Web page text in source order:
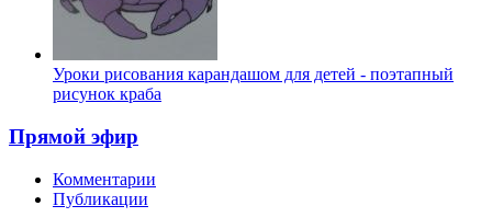
Уроки рисования карандашом для детей - поэтапный
рисунок краба
Прямой эфир
Комментарии
Публикации